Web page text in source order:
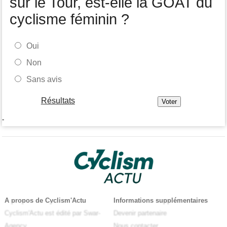
cyclisme féminin ?
Oui
Non
Sans avis
Résultats
-
A propos de Cyclism'Actu
Cyclism'Actu est édité par Swar-
Informations supplémentaires
Devenir partenaire